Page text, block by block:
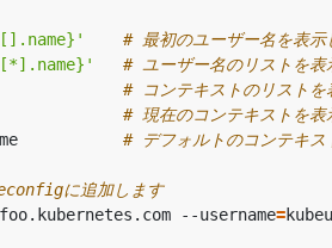
# 最初のユーザー名を表示
# ユーザー名のリストを表
# コンテキストのリストを
# 現在のコンテキストを表
name # デフォルトのコンテキ
に追加します
--username=